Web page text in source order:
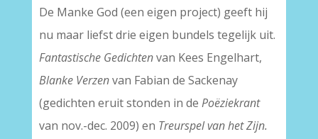
De Manke God (een eigen project) geeft hij
nu maar liefst drie eigen bundels tegelijk uit.
Fantastische Gedichtenvan Kees Engelhart,
Blanke Verzenvan Fabian de Sackenay
(gedichten eruit stonden in de Poëziekrant
van nov.-dec. 2009) en Treurspel van het Zijn.